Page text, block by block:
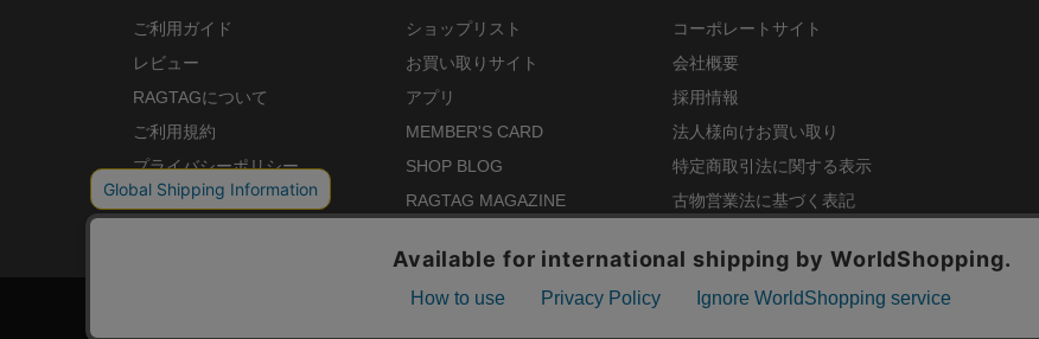
ご利用ガイド
レビュー
RAGTAGについて
ご利用規約
プライバシーポリシー
ショップリスト
お買い取りサイト
アプリ
MEMBER'S CARD
SHOP BLOG
RAGTAG MAGAZINE
コーポレートサイト
会社概要
採用情報
法人様向けお買い取り
特定商取引法に関する表示
古物営業法に基づく表記